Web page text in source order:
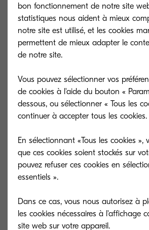
TK-8600C
Cyan toner yield 20,000 pages in
bon fonctionnement de notre site
statistiques nous aident à mieux
notre site est utilisé, et les cookies
permettent de mieux adapter le
de notre site.
Vous pouvez sélectionner vos
de cookies à l'aide du bouton «
dessous, ou sélectionner « Tous les
continuer à accepter tous les cookies.
En sélectionnant «Tous les cookies »,
que ces cookies soient stockés sur
pouvez refuser ces cookies en
essentiels ».
Dans ce cas, vous nous autorisez à
les cookies nécessaires à l'affichage